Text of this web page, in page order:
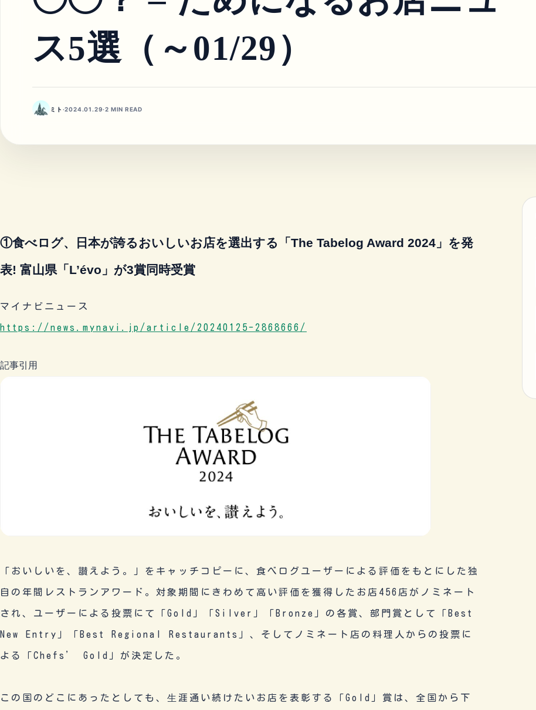
ス5選（～01/29）
ミト ·2024.01.29·2 MIN READ
①食べログ、日本が誇るおいしいお店を選出する「The Tabelog Award 2024」を発
表! 富山県「L’évo」が3賞同時受賞
マイナビニュース
https://news.mynavi.jp/article/20240125-2868666/
記事引用
「おいしいを、讃えよう。」をキャッチコピーに、食べログユーザーによる評価をもとにした独
自の年間レストランアワード。対象期間にきわめて高い評価を獲得したお店456店がノミネート
され、ユーザーによる投票にて「Gold」「Silver」「Bronze」の各賞、部門賞として「Best
New Entry」「Best Regional Restaurants」、そしてノミネート店の料理人からの投票に
よる「Chefs’ Gold」が決定した。
この国のどこにあったとしても、⽣涯通い続けたいお店を表彰する「Gold」賞は、全国から下